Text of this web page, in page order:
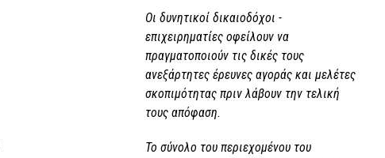
Οι δυνητικοί δικαιοδόχοι -
επιχειρηματίες οφείλουν να
πραγματοποιούν τις δικές τους
ανεξάρτητες έρευνες αγοράς και μελέτες
σκοπιμότητας πριν λάβουν την τελική
τους απόφαση.
Το σύνολο του περιεχομένου του